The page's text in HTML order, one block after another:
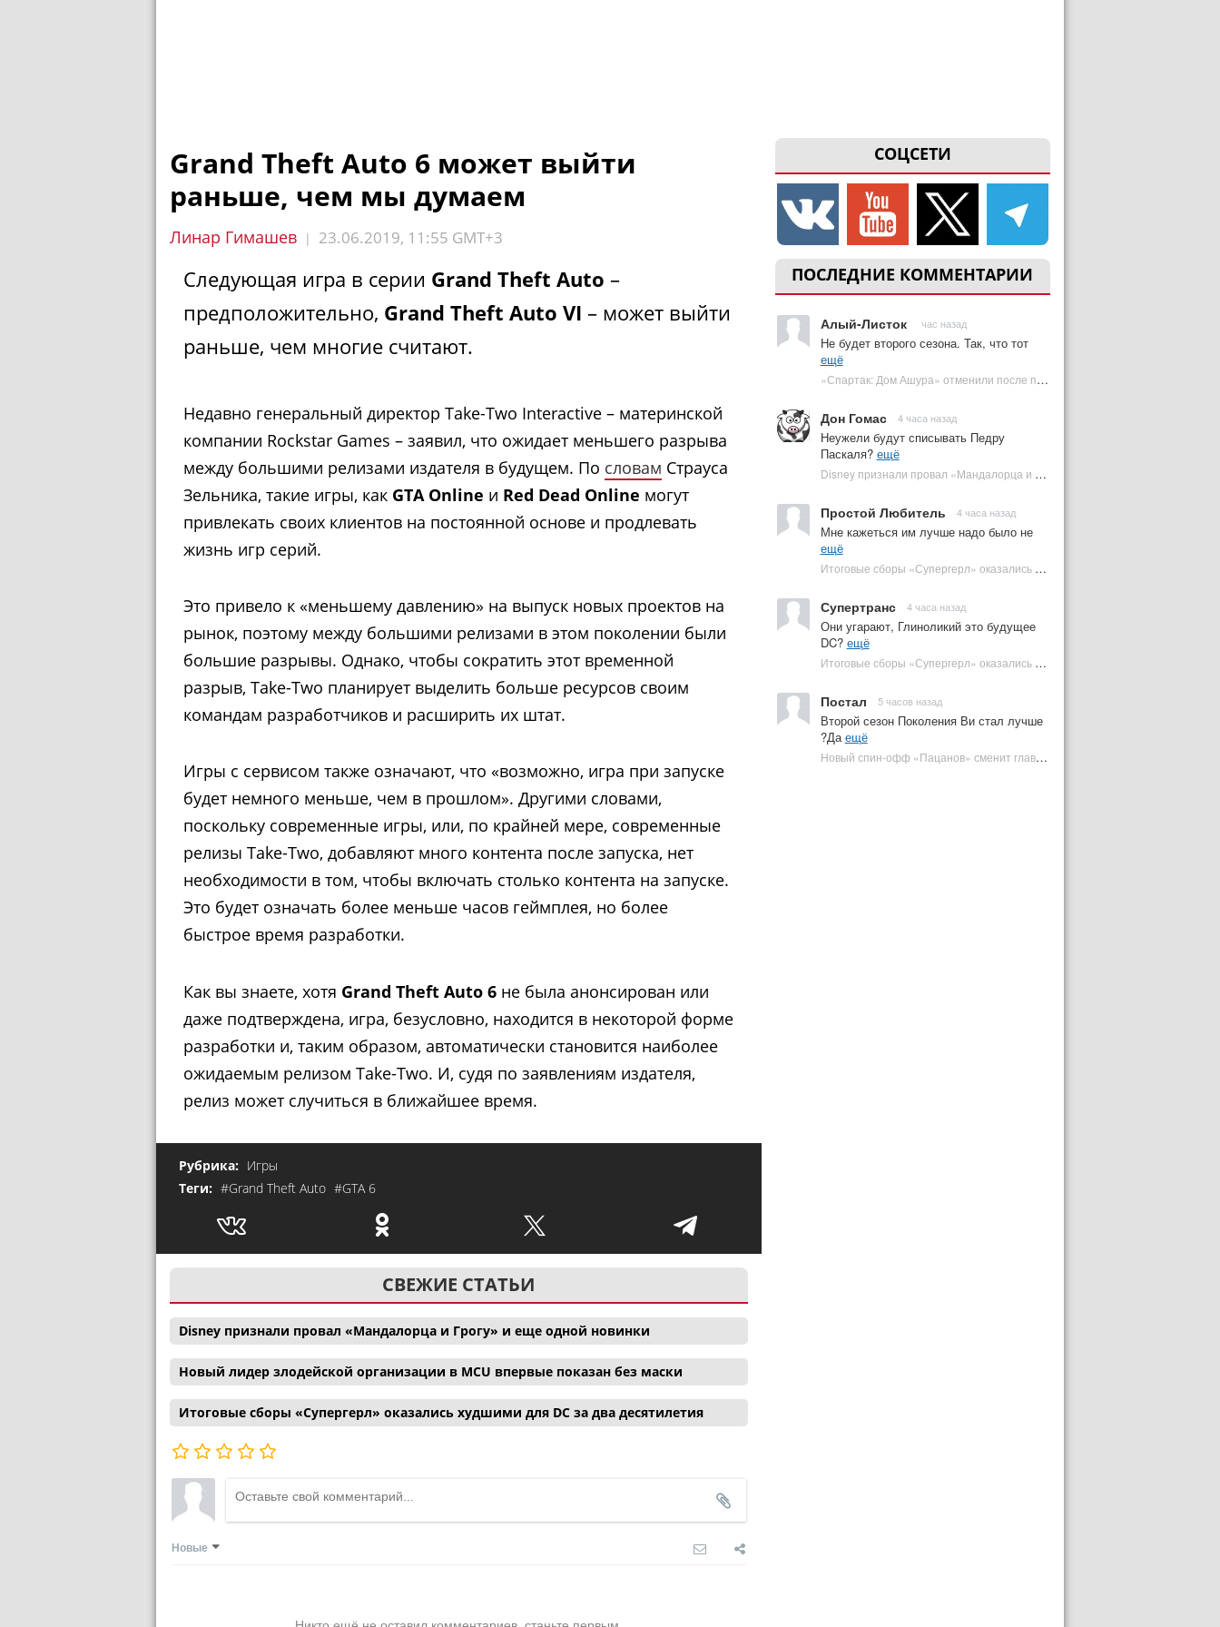
СОЦСЕТИ
ПОСЛЕДНИЕ КОММЕНТАРИИ
Алый-Листок час назад
Не будет второго сезона. Так, что тот
ещё
«Спартак: Дом Ашура» отменили после первого сезона | Plugged In Ru
Дон Гомас 4 часа назад
Неужели будут списывать Педру
Паскаля? ещё
Disney признали провал «Мандалорца и Грогу» и еще одной новинки | Plugged In Ru
Простой Любитель 4 часа назад
Мне кажеться им лучше надо было не
ещё
Итоговые сборы «Супергерл» оказались худшими для DC за два десятилетия | Plugged In Ru
Супертранс 4 часа назад
Они угарают, Глиноликий это будущее
DC? ещё
Итоговые сборы «Супергерл» оказались худшими для DC за два десятилетия | Plugged In Ru
Постал 5 часов назад
Второй сезон Поколения Ви стал лучше
?Даещё
Новый спин-офф «Пацанов» сменит главного героя | Plugged In Ru
Grand Theft Auto 6 может выйти
раньше, чем мы думаем
Линар Гимашев | 23.06.2019, 11:55 GMT+3
Следующая игра в серии Grand Theft Auto –
предположительно, Grand Theft Auto VI – может выйти
раньше, чем многие считают.
Недавно генеральный директор Take-Two Interactive – материнской
компании Rockstar Games – заявил, что ожидает меньшего разрыва
между большими релизами издателя в будущем. По словам Страуса
Зельника, такие игры, как GTA Online и Red Dead Online могут
привлекать своих клиентов на постоянной основе и продлевать
жизнь игр серий.
Это привело к «меньшему давлению» на выпуск новых проектов на
рынок, поэтому между большими релизами в этом поколении были
большие разрывы. Однако, чтобы сократить этот временной
разрыв, Take-Two планирует выделить больше ресурсов своим
командам разработчиков и расширить их штат.
Игры с сервисом также означают, что «возможно, игра при запуске
будет немного меньше, чем в прошлом». Другими словами,
поскольку современные игры, или, по крайней мере, современные
релизы Take-Two, добавляют много контента после запуска, нет
необходимости в том, чтобы включать столько контента на запуске.
Это будет означать более меньше часов геймплея, но более
быстрое время разработки.
Как вы знаете, хотя Grand Theft Auto 6 не была анонсирован или
даже подтверждена, игра, безусловно, находится в некоторой форме
разработки и, таким образом, автоматически становится наиболее
ожидаемым релизом Take-Two. И, судя по заявлениям издателя,
релиз может случиться в ближайшее время.
Рубрика: Игры
Теги: #Grand Theft Auto #GTA 6
СВЕЖИЕ СТАТЬИ
Disney признали провал «Мандалорца и Грогу» и еще одной новинки
Новый лидер злодейской организации в MCU впервые показан без маски
Итоговые сборы «Супергерл» оказались худшими для DC за два десятилетия
Новые